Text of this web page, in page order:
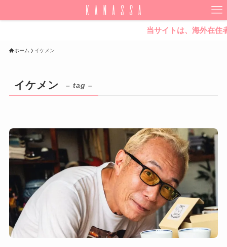
当サイトは、海外在住者に向
ホーム イケメン
イケメン – tag –